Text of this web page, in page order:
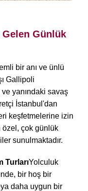
Günlük
bir anı ve ünlü
Gallipoli
ve yanındaki savaş
İstanbul'dan
keşfetmelerine izin
çok günlük
sunulmaktadır.
TurlarıYolculuk
bir hoş bir
daha uygun bir